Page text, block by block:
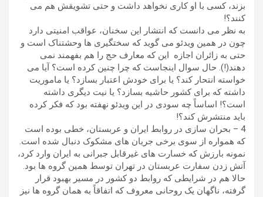
بزند، کسی با او کاری نخواهد داشت و حتی تشویقش هم می
کنند؟!
به نظر می دانست که انتشار این سخنان، عواقب امنیتی دارد
چون در همین ویدئو می گوید که سختگیری ها وحشتناک است و
حتی به زائران اجازه این که معارف حج را هم بفهمند نمی
دهند(!). حال سوال اینجاست که چرا چنین کرده است؟ آیا می
خواسته انتحار کند؟ یا برای خودش اعتبار بسازد؟ یا ماموریت
داشته که برای کشور حاشیه بسازد؟ یا نیت دیگری داشته
است؟! اساساً چه سودی در این ویدئو نهفته بود که فکر کرده
باید منتشرش کند؟!
4 – بحران سازی در روابط ایران و عربستان، خطی بوده است
که همواره از سوی برخی جریان های مشکوک دنبال شده است.
نمونه بارزش که خسارت های غیرقابل جبرانی به ایران وارد کرد،
آتش زدن سفارت عربستان در تهران توسط همین گروه ها بود.
حالا هم در شرایطی که روابط دو کشور در مسیر بهبود قرار
گرفته، ناگهان یک روحانی معروف که اتفاقاً به همان گروه ها نیز